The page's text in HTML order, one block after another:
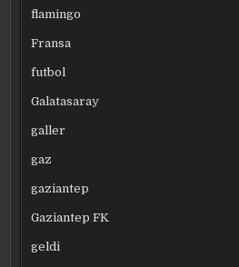
flamingo
Fransa
futbol
Galatasaray
galler
gaz
gaziantep
Gaziantep FK
geldi